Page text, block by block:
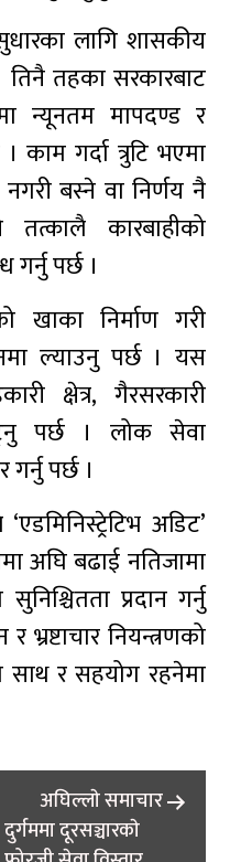
लागि शासकीय
तिनै तहका सरकारबाट
न्यूनतम मापदण्ड र
गर्दा त्रुटि भएमा
बस्ने वा निर्णय नै
तत्कालै कारबाहीको
गर्नु पर्छ ।
खाका निर्माण गरी
ल्याउनु पर्छ । यस
क्षेत्र, गैरसरकारी
पर्छ । लोक सेवा
पर्छ ।
अडिट’
अघि बढाई नतिजामा
प्रदान गर्नु
भ्रष्टाचार नियन्त्रणको
साथ र सहयोग रहनेमा
अघिल्लाे समाचार
दुर्गममा दूरसञ्चारकाे